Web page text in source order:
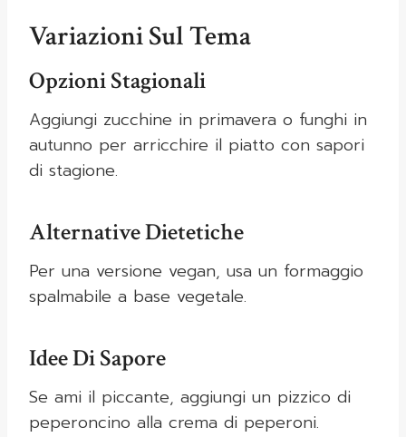
Variazioni Sul Tema
Opzioni Stagionali
Aggiungi zucchine in primavera o funghi in
autunno per arricchire il piatto con sapori
di stagione.
Alternative Dietetiche
Per una versione vegan, usa un formaggio
spalmabile a base vegetale.
Idee Di Sapore
Se ami il piccante, aggiungi un pizzico di
peperoncino alla crema di peperoni.